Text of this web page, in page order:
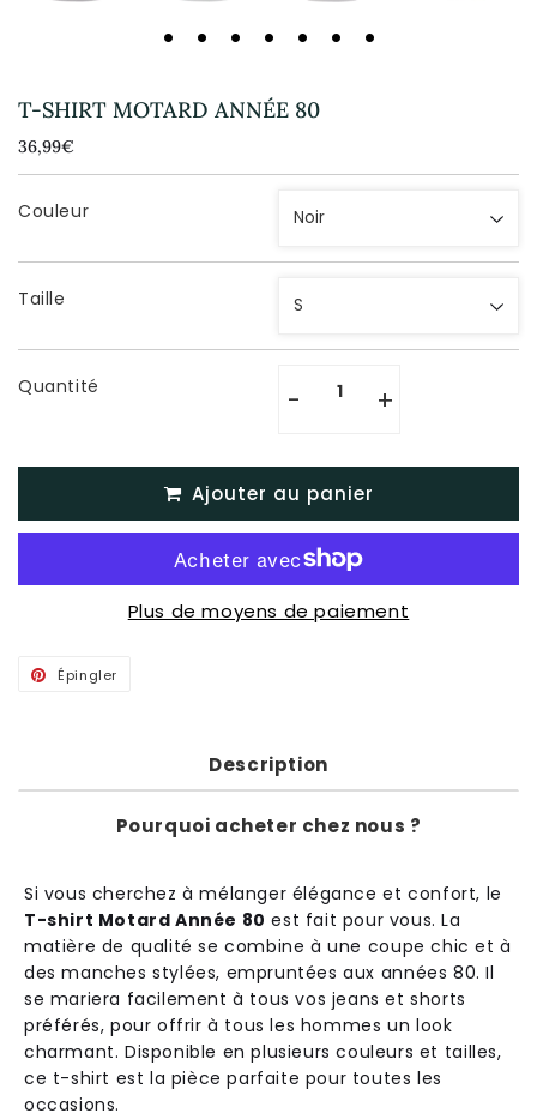
T-SHIRT MOTARD ANNÉE 80
36,99€
Unit
price
Couleur
Taille
Quantité - +
Ajouter au panier
Plus de moyens de paiement
Épingler
Description
Pourquoi acheter chez nous ?
Si vous cherchez à mélanger élégance et confort, le
T-shirt Motard Année 80 est fait pour vous. La
matière de qualité se combine à une coupe chic et à
des manches stylées, empruntées aux années 80. Il
se mariera facilement à tous vos jeans et shorts
préférés, pour offrir à tous les hommes un look
charmant. Disponible en plusieurs couleurs et tailles,
ce t-shirt est la pièce parfaite pour toutes les
occasions.